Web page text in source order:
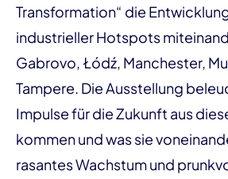
Transformation“ die
industrieller Hotspots
Gabrovo, Łódź, Manchester,
Tampere. Die Ausstellung
Impulse für die Zukunft aus
kommen und was sie
rasantes Wachstum und